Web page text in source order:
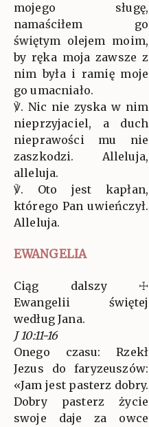
mojego sługę,
namaściłem go
świętym olejem moim,
by ręka moja zawsze z
nim była i ramię moje
go umacniało.
℣. Nic nie zyska w nim
nieprzyjaciel, a duch
nieprawości mu nie
zaszkodzi. Alleluja,
alleluja.
℣. Oto jest kapłan,
którego Pan uwieńczył.
Alleluja.
EWANGELIA
Ciąg dalszy ☩
Ewangelii świętej
według Jana.
J 10:11-16
Onego czasu: Rzekł
Jezus do faryzeuszów:
«Jam jest pasterz dobry.
Dobry pasterz życie
swoje daje za owce